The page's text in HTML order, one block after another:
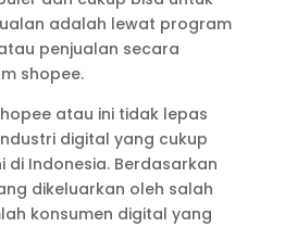
adalah lewat program
penjualan secara
shopee.
atau ini tidak lepas
digital yang cukup
di Indonesia. Berdasarkan
dikeluarkan oleh salah
konsumen digital yang